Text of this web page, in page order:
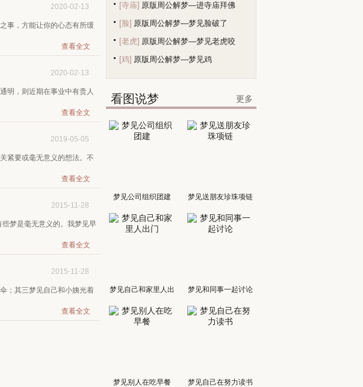
2020-02-13
事，方能让你的心态有所缓
查看全文
2020-02-13
明，则近期在事业中有贵人
查看全文
2019-05-05
紧要或毫无意义的想法。不
查看全文
2015-11-28
梦是毫无意义的。我梦见早
查看全文
2015-11-28
；其三梦见自己和小姨光着
查看全文
[寺庙] 原版周公解梦—进寺庙拜佛
[脸] 原版周公解梦—梦见脸破了
[老虎] 原版周公解梦—梦见老虎咬
[鸡] 原版周公解梦—梦见鸡
看图说梦 更多
梦见公司组织团建 梦见送朋友珍珠项链
梦见自己和家里人出
门
梦见和同事一起讨论
梦见别人在吃早餐 梦见自己在努力读书